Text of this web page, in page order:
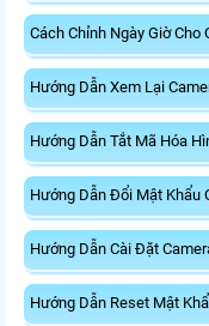
Cách Chỉnh Ngày Giờ Cho
Hướng Dẫn Xem Lại
Hướng Dẫn Tắt Mã Hóa
Hướng Dẫn Đổi Mật Khẩu
Hướng Dẫn Cài Đặt
Hướng Dẫn Reset Mật